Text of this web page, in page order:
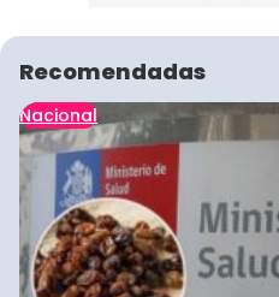
Recomendadas
Nacional